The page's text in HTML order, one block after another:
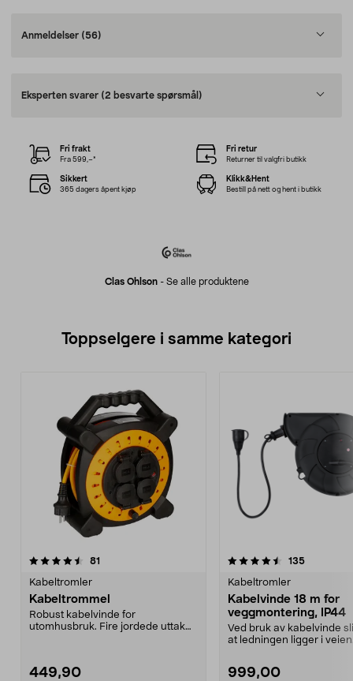
Anmeldelser (56)
Eksperten svarer (2 besvarte spørsmål)
Clas Ohlson- Se alle produktene
Fri frakt
Fra 599,–*
Fri retur
Returner til valgfri butikk
Sikkert
365 dagers åpent kjøp
Klikk&Hent
Bestill på nett og hent i butikk
Toppselgere i samme kategori
81
Kabeltromler
Kabeltrommel
Robust kabelvinde for
utomhusbruk. Fire jordede uttak
449,90
4.5 av 5 stjerner 135
Kabeltromler
Kabelvinde 18 m for
veggmontering, IP44
Ved bruk av kabelvinde
at ledningen ligger i
999,00
4.5 av 5 stjerner